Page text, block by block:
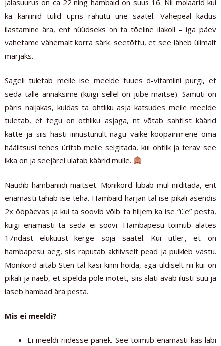
jalasuurus on ca 22 ning hambaid on suus 16. Nii molaarid kui
ka kaniinid tulid üpris rahutu une saatel. Vahepeal kadus
ilastamine ära, ent nüüdseks on ta tõeline ilakoll – iga päev
vahetame vähemalt korra särki seetõttu, et see läheb ülimalt
märjaks.
Sageli tuletab meile ise meelde tuues d-vitamiini purgi, et
seda talle annaksime (kuigi sellel on jube maitse). Samuti on
päris naljakas, kuidas ta ohtliku asja katsudes meile meelde
tuletab, et tegu on othliku asjaga, nt võtab sahtlist käärid
kätte ja siis hästi innustunult nagu väike koopainimene oma
häälitsusi tehes üritab meile selgitada, kui ohtlik ja terav see
ikka on ja seejärel ulatab käärid mulle.
Naudib hambaniidi maitset. Mõnikord lubab mul niiditada, ent
enamasti tahab ise teha. Hambaid harjan tal ise pikali asendis
2x ööpäevas ja kui ta soovib võib ta hiljem ka ise “üle” pesta,
kuigi enamasti ta seda ei soovi. Hambapesu toimub alates
17ndast elukuust kerge sõja saatel. Kui ütlen, et on
hambapesu aeg, siis raputab aktiivselt pead ja puikleb vastu.
Mõnikord aitab Sten tal käsi kinni hoida, aga üldiselt nii kui on
pikali ja näeb, et sipelda pole mõtet, siis alati avab ilusti suu ja
laseb hambad ära pesta.
Mis ei meeldi?
Ei meeldi riidesse panek. See toimub enamasti kas läbi